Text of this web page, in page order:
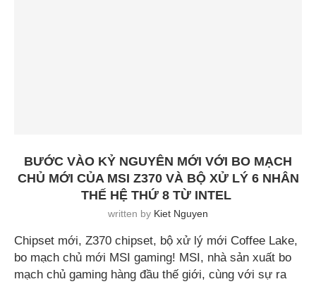
BƯỚC VÀO KỶ NGUYÊN MỚI VỚI BO MẠCH
CHỦ MỚI CỦA MSI Z370 VÀ BỘ XỬ LÝ 6 NHÂN
THẾ HỆ THỨ 8 TỪ INTEL
written by Kiet Nguyen
Chipset mới, Z370 chipset, bộ xử lý mới Coffee Lake,
bo mạch chủ mới MSI gaming! MSI, nhà sản xuất bo
mạch chủ gaming hàng đầu thế giới, cùng với sự ra